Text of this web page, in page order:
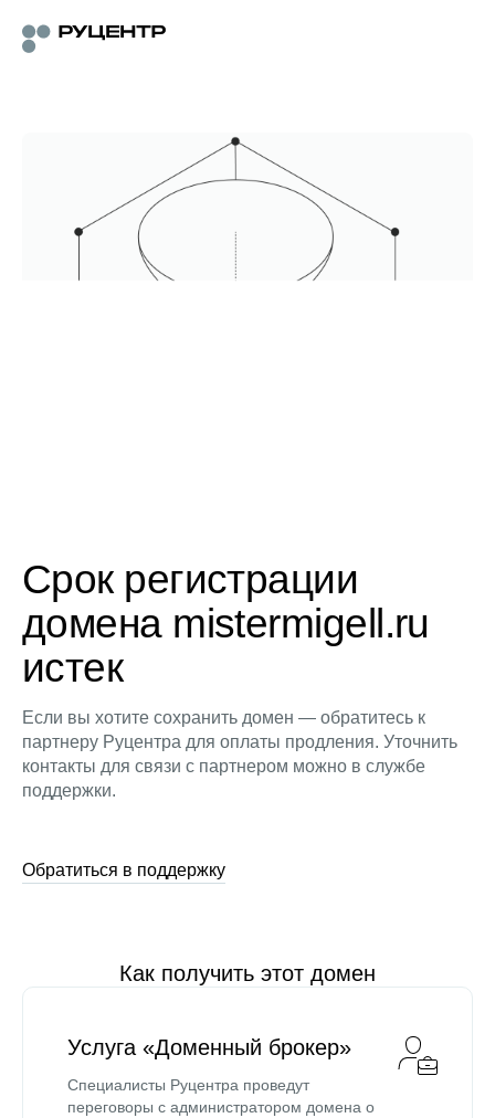
Срок регистрации
домена mistermigell.ru
истек
Если вы хотите сохранить домен — обратитесь к
партнеру Руцентра для оплаты продления. Уточнить
контакты для связи с партнером можно в службе
поддержки.
Обратиться в поддержку
Как получить этот домен
Услуга «Доменный брокер»
Специалисты Руцентра проведут
переговоры с администратором домена о